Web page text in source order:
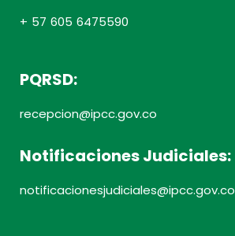
+ 57 605 6475590
PQRSD:
recepcion@ipcc.gov.co
Notificaciones Judiciales:
notificacionesjudiciales@ipcc.gov.co